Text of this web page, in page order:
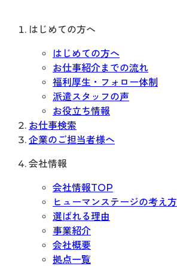
はじめての方へ
はじめての方へ
お仕事紹介までの流れ
福利厚生・フォロー体制
派遣スタッフの声
お役立ち情報
お仕事検索
企業のご担当者様へ
会社情報
会社情報TOP
ヒューマンステージの考え方
選ばれる理由
事業紹介
会社概要
拠点一覧